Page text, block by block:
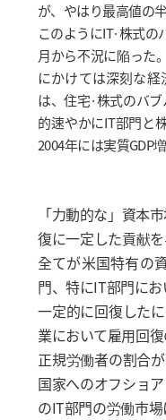
が、やはり最高値の
このようにIT·株式
月から不況に陥った
にかけては深刻な
は、住宅·株式のバ
的速やかにIT部門と
2004年には実質GDP
「力動的な」資本
復に一定した貢献
全てが米国特有の
門、特にIT部門に
一定的に回復した
業において雇用回
正規労働者の割合
国家へのオフショ
のIT部門の労働市